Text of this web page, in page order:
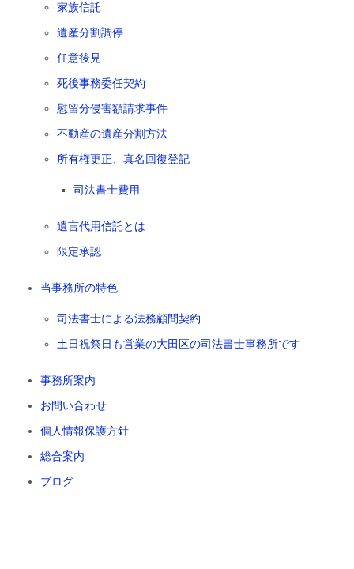
家族信託
遺産分割調停
任意後見
死後事務委任契約
慰留分侵害額請求事件
不動産の遺産分割方法
所有権更正、真名回復登記
司法書士費用
遺言代用信託とは
限定承認
当事務所の特色
司法書士による法務顧問契約
土日祝祭日も営業の大田区の司法書士事務所です
事務所案内
お問い合わせ
個人情報保護方針
総合案内
ブログ